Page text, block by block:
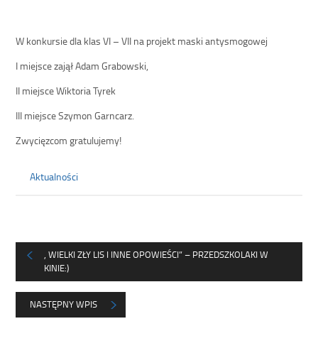
W konkursie dla klas VI – VII na projekt maski antysmogowej
I miejsce zajął Adam Grabowski,
II miejsce Wiktoria Tyrek
III miejsce Szymon Garncarz.
Zwycięzcom gratulujemy!
Aktualności
, WIELKI ZŁY LIS I INNE OPOWIEŚCI” – PRZEDSZKOLAKI W
KINIE:)
NASTĘPNY WPIS